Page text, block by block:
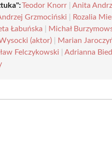
Teodor Knorr |Anita
Grzmociński Rozalia
Łabuńska Michał
(aktor) Marian
Felczykowski |Adrianna